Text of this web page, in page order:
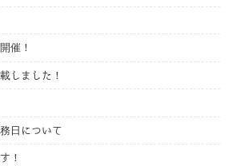
催！
しました！
日について
！